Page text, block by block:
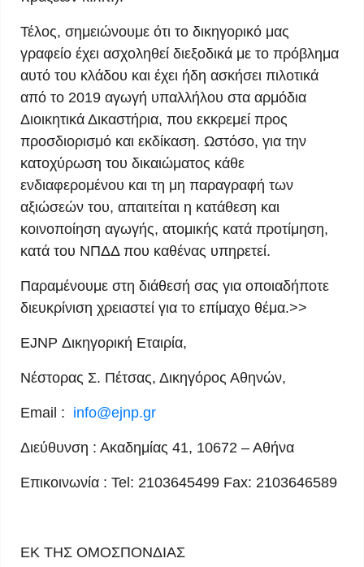
Τέλος, σημειώνουμε ότι το δικηγορικό μας
γραφείο έχει ασχοληθεί διεξοδικά με το πρόβλημα
αυτό του κλάδου και έχει ήδη ασκήσει πιλοτικά
από το 2019 αγωγή υπαλλήλου στα αρμόδια
Διοικητικά Δικαστήρια, που εκκρεμεί προς
προσδιορισμό και εκδίκαση. Ωστόσο, για την
κατοχύρωση του δικαιώματος κάθε
ενδιαφερομένου και τη μη παραγραφή των
αξιώσεών του, απαιτείται η κατάθεση και
κοινοποίηση αγωγής, ατομικής κατά προτίμηση,
κατά του ΝΠΔΔ που καθένας υπηρετεί.
Παραμένουμε στη διάθεσή σας για οποιαδήποτε
διευκρίνιση χρειαστεί για το επίμαχο θέμα.>>
EJNP Δικηγορική Εταιρία,
Νέστορας Σ. Πέτσας, Δικηγόρος Αθηνών,
Email : info@ejnp.gr
Διεύθυνση : Ακαδημίας 41, 10672 – Αθήνα
Επικοινωνία : Tel: 2103645499 Fax: 2103646589
ΕΚ ΤΗΣ ΟΜΟΣΠΟΝΔΙΑΣ